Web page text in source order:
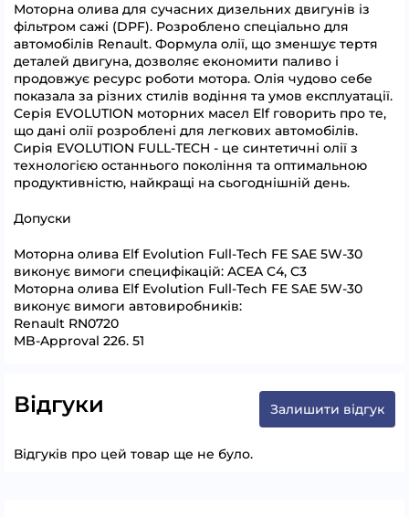
Моторна олива для сучасних дизельних двигунів із
фільтром сажі (DPF). Розроблено спеціально для
автомобілів Renault. Формула олії, що зменшує тертя
деталей двигуна, дозволяє економити паливо і
продовжує ресурс роботи мотора. Олія чудово себе
показала за різних стилів водіння та умов експлуатації.
Серія EVOLUTION моторних масел Elf говорить про те,
що дані олії розроблені для легкових автомобілів.
Сирія EVOLUTION FULL-TECH - це синтетичні олії з
технологією останнього покоління та оптимальною
продуктивністю, найкращі на сьогоднішній день.
Допуски
Моторна олива Elf Evolution Full-Tech FE SAE 5W-30
виконує вимоги специфікацій: ACEA C4, C3
Моторна олива Elf Evolution Full-Tech FE SAE 5W-30
виконує вимоги автовиробників:
Renault RN0720
MB-Approval 226. 51
Відгуки Залишити відгук
Відгуків про цей товар ще не було.